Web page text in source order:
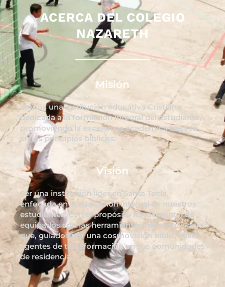
ACERCA DEL COLEGIO
NAZARETH
Misión
Somos una institución educativa Cristiana
dedicada a la formación integral del estudiante,
promoviendo la excelencia académica basada
en los principios bíblicos.
Visión
Ser una institución líder en Santa Tecla,
enfocada en la educación integral de nuestros
estudiantes; con el propósito fundamental de
equiparlos con las herramientas necesarias para
que, guiados por una cosmovisión bíblic, sean
agentes de transformación en sus comunidades
de residencia.